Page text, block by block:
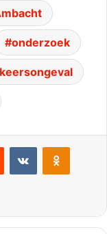
onderzoek
VKontakteOdnoklassniki